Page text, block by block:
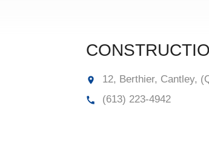
12, Berthier, Cantley,
(613) 223-4942